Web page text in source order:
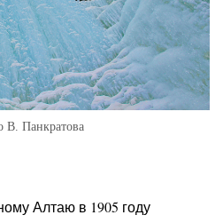
В. Панкратова
Алтаю в 1905 году